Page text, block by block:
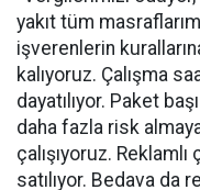
yakıt tüm
işverenlerin
kalıyoruz. Çalışma
dayatılıyor. Paket
daha fazla risk
çalışıyoruz.
satılıyor. Bedava da